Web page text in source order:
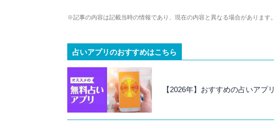
※記事の内容は記載当時の情報であり、現在の内容と異なる場合があります。
占いアプリのおすすめはこちら
【2026年】おすすめの占いアプリ